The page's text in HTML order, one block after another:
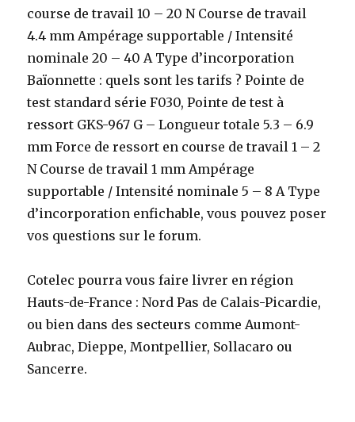
course de travail 10 – 20 N Course de travail
4.4 mm Ampérage supportable / Intensité
nominale 20 – 40 A Type d’incorporation
Baïonnette : quels sont les tarifs ? Pointe de
test standard série F030, Pointe de test à
ressort GKS-967 G – Longueur totale 5.3 – 6.9
mm Force de ressort en course de travail 1 – 2
N Course de travail 1 mm Ampérage
supportable / Intensité nominale 5 – 8 A Type
d’incorporation enfichable, vous pouvez poser
vos questions sur le forum.
Cotelec pourra vous faire livrer en région
Hauts-de-France : Nord Pas de Calais-Picardie,
ou bien dans des secteurs comme Aumont-
Aubrac, Dieppe, Montpellier, Sollacaro ou
Sancerre.